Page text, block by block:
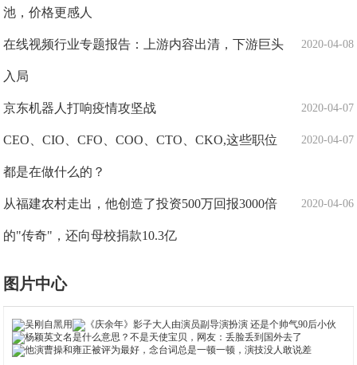
池，价格更感人
2020-04-08
在线视频行业专题报告：上游内容出清，下游巨头
入局
2020-04-07
京东机器人打响疫情攻坚战
2020-04-07
CEO、CIO、CFO、COO、CTO、CKO,这些职位
都是在做什么的？
2020-04-06
从福建农村走出，他创造了投资500万回报3000倍
的"传奇"，还向母校捐款10.3亿
图片中心